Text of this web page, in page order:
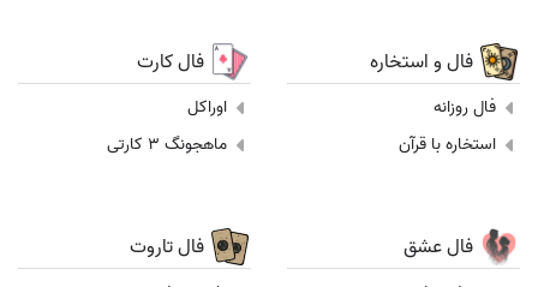
فال و استخاره
فال روزانه
استخاره با قرآن
فال کارت
اوراکل
ماهجونگ 3 کارتی
فال عشق فال تاروت